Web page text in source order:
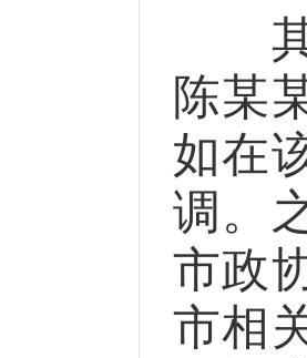
其
陈某
如在
调。
市政
市相